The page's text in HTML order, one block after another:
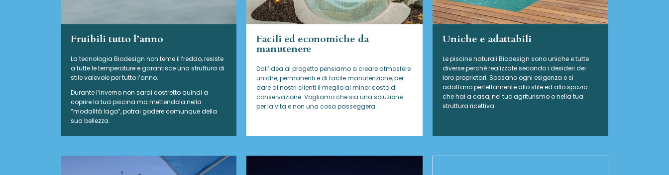
Fruibili tutto l’anno
La tecnologia Biodesign non teme il freddo, resiste
a tutte le temperature e garantisce una struttura di
stile valevole per tutto l’anno.
Durante l’inverno non sarai costretto quindi a
coprire la tua piscina ma mettendola nella
“modalità lago”, potrai godere comunque della
sua bellezza.
Facili ed economiche da
manutenere
Dall’idea al progetto pensiamo a creare atmosfere
uniche, permanenti e di facile manutenzione, per
dare ai nostri clienti il meglio al minor costo di
conservazione. Vogliamo che sia una soluzione
per la vita e non una cosa passeggera.
Uniche e adattabili
Le piscine naturali Biodesign sono uniche e tutte
diverse perchè realizzate secondo i desideri dei
loro proprietari. Sposano ogni esigenza e si
adattano perfettamente allo stile ed allo spazio
che hai a casa, nel tuo agriturismo o nella tua
struttura ricettiva.